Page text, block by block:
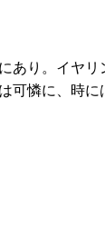
あり。イヤ
憐に、時